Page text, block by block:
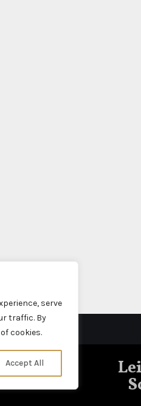
serve
traffic. By
cookies.
Accept All
Fameup